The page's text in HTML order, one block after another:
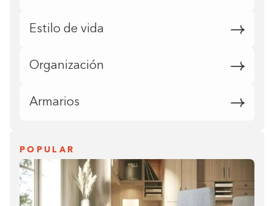
Estilo de vida
Organización
Armarios
POPULAR